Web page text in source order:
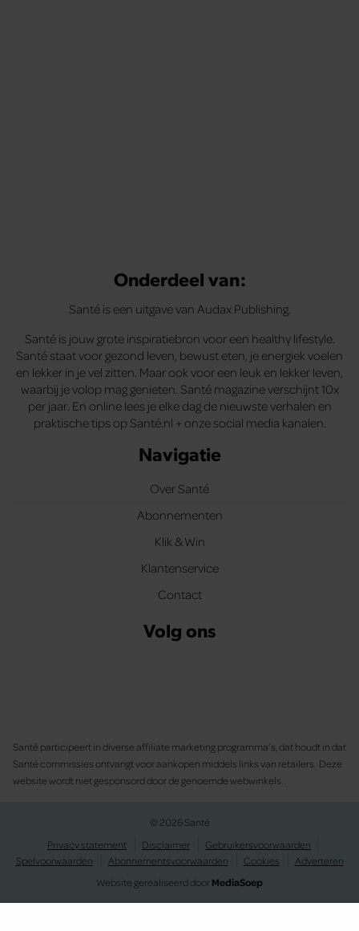
Onderdeel van:
Santé is een uitgave van Audax Publishing.
Santé is jouw grote inspiratiebron voor een healthy lifestyle.
Santé staat voor gezond leven, bewust eten, je energiek voelen
en lekker in je vel zitten. Maar ook voor een leuk en lekker leven,
waarbij je volop mag genieten. Santé magazine verschijnt 10x
per jaar. En online lees je elke dag de nieuwste verhalen en
praktische tips op Santé.nl + onze social media kanalen.
Navigatie
Over Santé
Abonnementen
Klik & Win
Klantenservice
Contact
Volg ons
Santé participeert in diverse affiliate marketing programma’s, dat houdt in dat
Santé commissies ontvangt voor aankopen middels links van retailers. Deze
website wordt niet gesponsord door de genoemde webwinkels.
© 2026 Santé
Privacy statement
Disclaimer
Gebruikersvoorwaarden
Spelvoorwaarden
Abonnementsvoorwaarden Cookies
Adverteren
Website gerealiseerd doorMediaSoep